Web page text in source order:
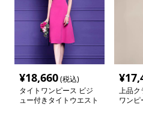
¥18,660(税込)
タイトワンピース ビジ
ュー付きタイトウエスト
¥
上品ク
ワンピ